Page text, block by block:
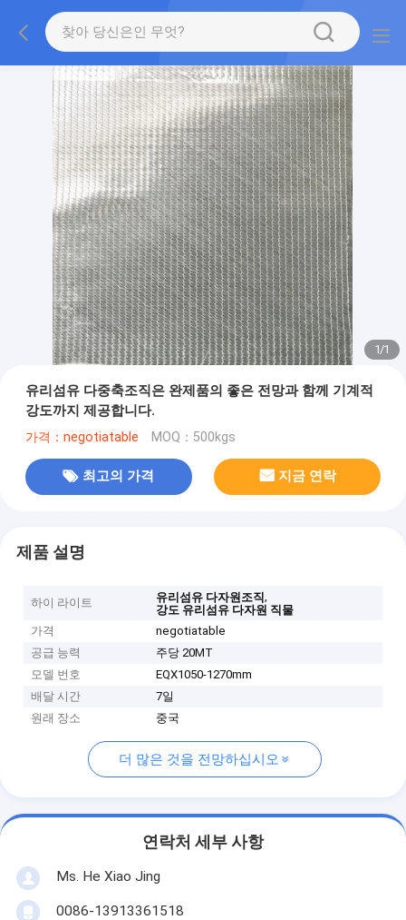
1/1
유리섬유 다중축조직은 완제품의 좋은 전망과 함께 기계적
강도까지 제공합니다.
가격：negotiatable MOQ：500kgs
최고의 가격 지금 연락
제품 설명
하이 라이트 유리섬유 다자원조직,
강도 유리섬유 다자원 직물
가격
negotiatable
공급 능력
주당 20MT
모델 번호
EQX1050-1270mm
배달 시간
7일
원래 장소
중국
더 많은 것을 전망하십시오
연락처 세부 사항
Ms. He Xiao Jing
0086-13913361518